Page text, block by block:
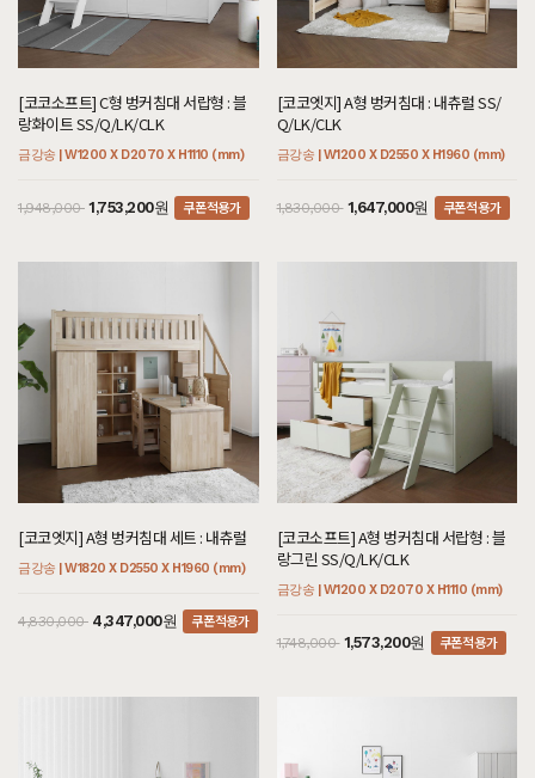
[코코소프트] C형 벙커침대 서랍형 : 블
랑화이트 SS/Q/LK/CLK
금강송 | W1200 X D2070 X H1110 (mm)
1,948,000 1,753,200원 쿠폰적용가
[코코엣지] A형 벙커침대 : 내츄럴 SS/
Q/LK/CLK
금강송 | W1200 X D2550 X H1960 (mm)
1,830,000 1,647,000원 쿠폰적용가
[코코엣지] A형 벙커침대 세트 : 내츄럴
금강송 | W1820 X D2550 X H1960 (mm)
4,830,000 4,347,000원 쿠폰적용가
[코코소프트] A형 벙커침대 서랍형 : 블
랑그린 SS/Q/LK/CLK
금강송 | W1200 X D2070 X H1110 (mm)
1,748,000 1,573,200원 쿠폰적용가